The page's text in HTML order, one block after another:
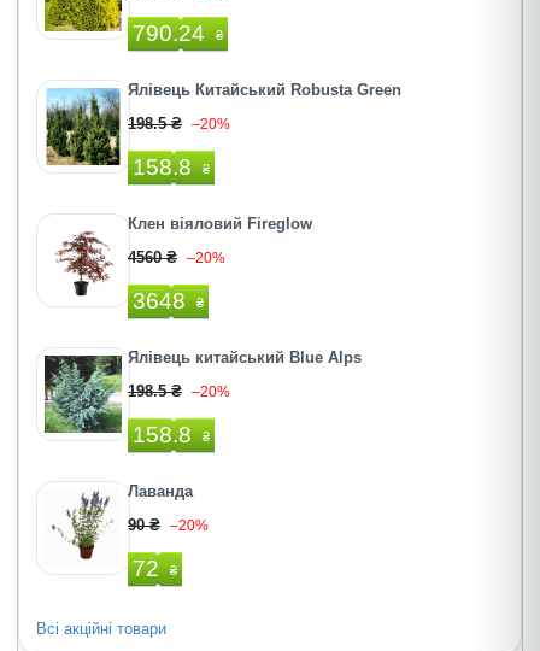
790.24 ₴
Ялівець Китайський Robusta Green
198.5 ₴ –20%
158.8 ₴
Клен віяловий Fireglow
4560 ₴ –20%
3648 ₴
Ялівець китайський Blue Alps
198.5 ₴ –20%
158.8 ₴
Лаванда
90 ₴ –20%
72 ₴
Всі акційні товари